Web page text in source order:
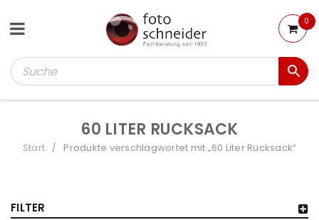
0
60 LITER RUCKSACK
Start / Produkte verschlagwortet mit „60 Liter Rucksack“
FILTER